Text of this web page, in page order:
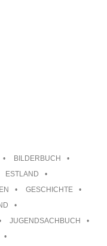
BILDERBUCH
ESTLAND
GESCHICHTE
JUGENDSACHBUCH